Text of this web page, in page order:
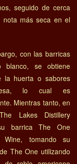
seguido de cerca
nota más seca en el
con las barricas
blanco, se obtiene
la huerta o sabores
lo cual es
Mientras tanto, en
Lakes Distillery
barrica The One
Wine, tomando su
The One utilizando